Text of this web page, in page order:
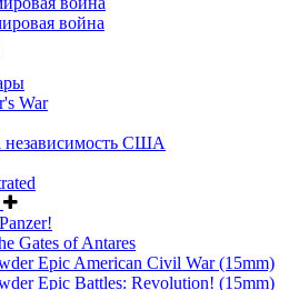
война
War
независимость США
Gates of Antares
Epic American Civil War (15mm)
Epic Battles: Revolution! (15mm)